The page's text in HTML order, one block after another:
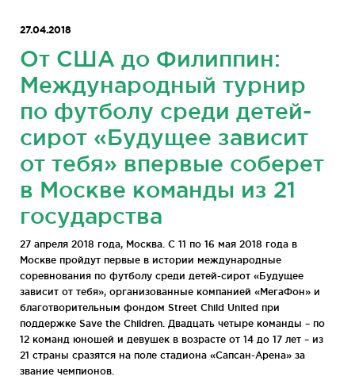
27.04.2018
От США до Филиппин:
Международный турнир
по футболу среди детей-
сирот «Будущее зависит
от тебя» впервые соберет
в Москве команды из 21
государства
27 апреля 2018 года, Москва. С 11 по 16 мая 2018 года в
Москве пройдут первые в истории международные
соревнования по футболу среди детей-сирот «Будущее
зависит от тебя», организованные компанией «МегаФон» и
благотворительным фондом Street Child United при
поддержке Save the Children. Двадцать четыре команды – по
12 команд юношей и девушек в возрасте от 14 до 17 лет – из
21 страны сразятся на поле стадиона «Сапсан-Арена» за
звание чемпионов.